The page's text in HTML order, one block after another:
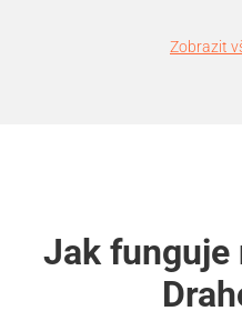
Zobrazit
Jak funguje